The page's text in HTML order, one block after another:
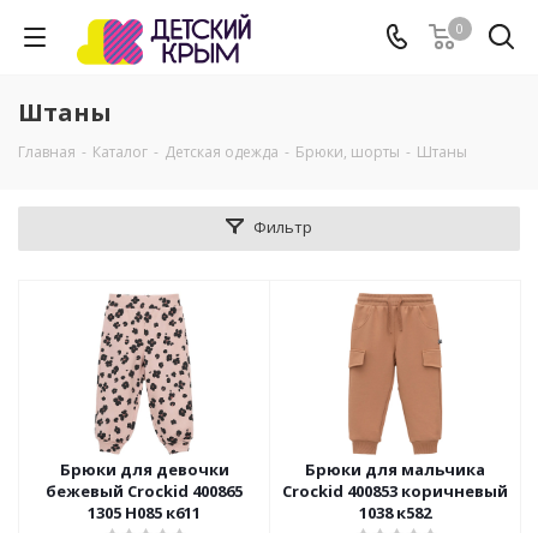
0
Штаны
Главная - Каталог - Детская одежда - Брюки, шорты - Штаны
Фильтр
Брюки для девочки
бежевый Crockid 400865
1305 Н085 к611
Брюки для мальчика
Crockid 400853 коричневый
1038 к582